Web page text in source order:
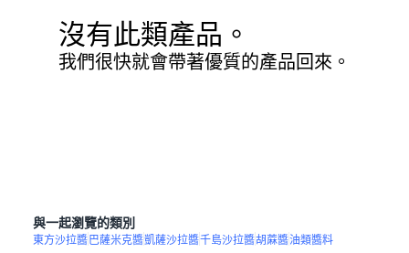
沒有此類產品。
我們很快就會帶著優質的產品回來。
與一起瀏覽的類別
東方沙拉醬巴薩米克醬凱薩沙拉醬千島沙拉醬胡蔴醬油類醬料